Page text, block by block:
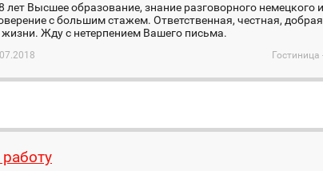
лет Высшее образование, знание разговорного немецкого
с большим стажем. Ответственная, честная,
жизни. Жду с нетерпением Вашего письма.